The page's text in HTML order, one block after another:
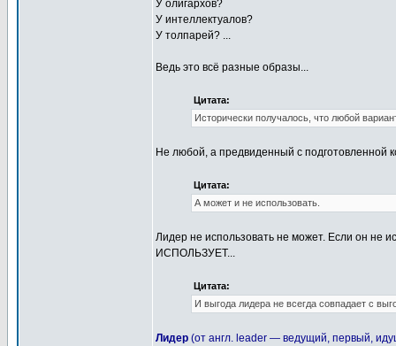
У олигархов?
У интеллектуалов?
У толпарей? ...
Ведь это всё разные образы...
Цитата:
Исторически получалось, что любой
Не любой, а предвиденный с подготовленной
Цитата:
А может и не использовать.
Лидер не использовать не может. Если он не
ИСПОЛЬЗУЕТ...
Цитата:
И выгода лидера не всегда совпадает с
Лидер (от англ. leader — ведущий, первый,